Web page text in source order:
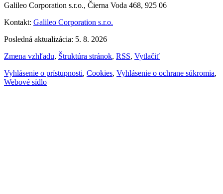
Galileo Corporation s.r.o., Čierna Voda 468, 925 06
Kontakt: Galileo Corporation s.r.o.
Posledná aktualizácia: 5. 8. 2026
Zmena vzhľadu, Štruktúra stránok, RSS, Vytlačiť
Vyhlásenie o prístupnosti, Cookies, Vyhlásenie o ochrane súkromia,
Webové sídlo